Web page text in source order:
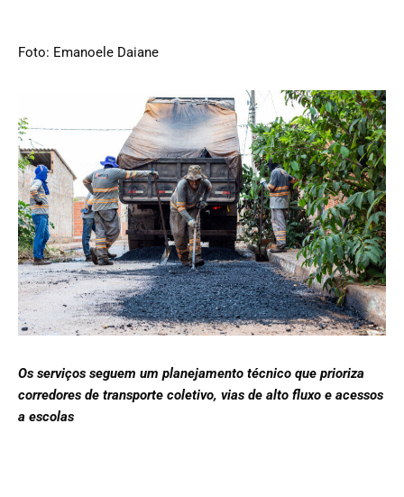
Foto: Emanoele Daiane
Os serviços seguem um planejamento técnico que prioriza
corredores de transporte coletivo, vias de alto fluxo e acessos
a escolas